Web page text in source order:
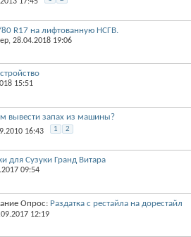
R17 на лифтованную НСГВ.
‎, 28.04.2018 19:06
15:51
вывести запах из машины?
16:43 1 2
для Сузуки Гранд Витара
09:54
Опрос: Раздатка с рестайла на дорестайл
12:19